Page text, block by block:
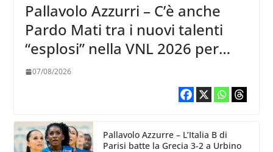
Pallavolo Azzurri – C’è anche
Pardo Mati tra i nuovi talenti
“esplosi” nella VNL 2026 per
Volleyball World
07/08/2026
Pallavolo Azzurre – L’Italia B di
Parisi batte la Grecia 3-2 a Urbino